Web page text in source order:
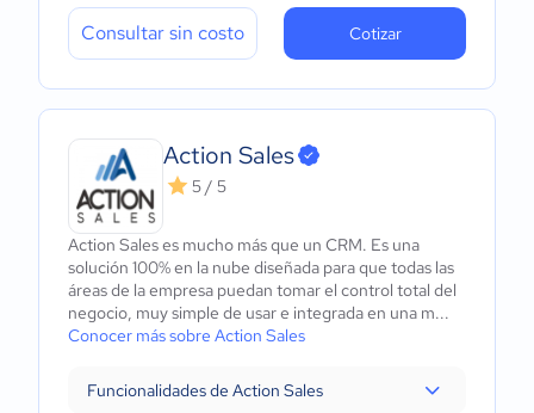
Consultar sin costo Cotizar
Action Sales
5 / 5
Action Sales es mucho más que un CRM. Es una
solución 100% en la nube diseñada para que todas las
áreas de la empresa puedan tomar el control total del
negocio, muy simple de usar e integrada en una m...
Conocer más sobre Action Sales
Funcionalidades de Action Sales